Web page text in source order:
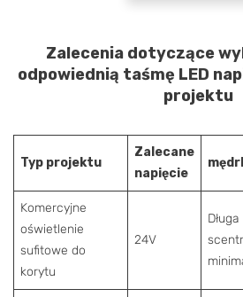
Zalecenia dotyczące
odpowiednią taśmę LED
projektu
Typ projektu
Zalecane
napięcie
Komercyjne
oświetlenie
sufitowe do
korytu
24V